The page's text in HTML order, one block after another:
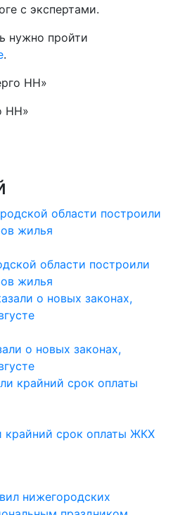
с экспертами.
нужно пройти
.
НН»
НН»
области построили
жилья
о новых законах,
крайний срок оплаты ЖКХ